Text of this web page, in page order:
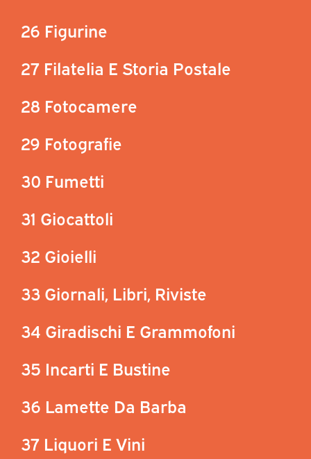
26 Figurine
27 Filatelia E Storia Postale
28 Fotocamere
29 Fotografie
30 Fumetti
31 Giocattoli
32 Gioielli
33 Giornali, Libri, Riviste
34 Giradischi E Grammofoni
35 Incarti E Bustine
36 Lamette Da Barba
37 Liquori E Vini